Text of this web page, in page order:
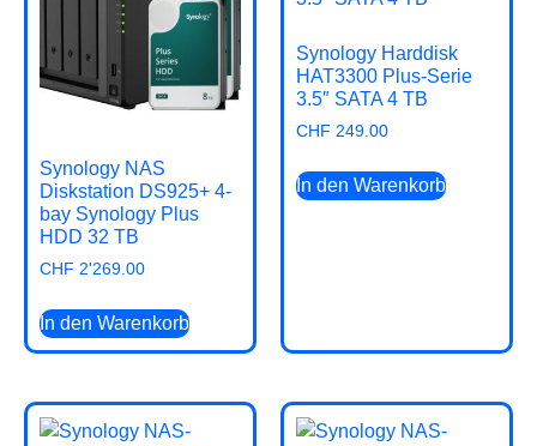
Synology NAS
Diskstation DS925+ 4-
bay Synology Plus
HDD 32 TB
CHF 2'269.00
In den Warenkorb
Synology Harddisk
HAT3300 Plus-Serie
3.5″ SATA 4 TB
CHF 249.00
In den Warenkorb